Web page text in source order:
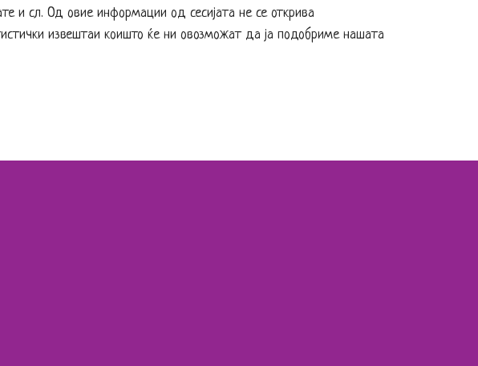
и сл. Од овие информации од сесијата не се открива
извештаи коишто ќе ни овозможат да ја подобриме нашата